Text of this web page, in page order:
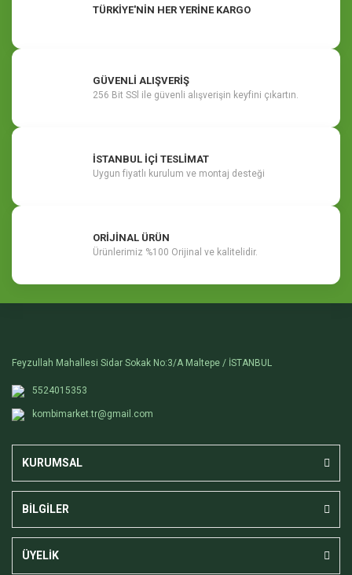
TÜRKİYE'NİN HER YERİNE KARGO
GÜVENLİ ALIŞVERİŞ
256 Bit SSl ile güvenli alışverişin keyfini çıkartın.
İSTANBUL İÇİ TESLİMAT
Uygun fiyatlı kurulum ve montaj desteği
ORİJİNAL ÜRÜN
Ürünlerimiz %100 Orijinal ve kalitelidir.
Feyzullah Mahallesi Sidar Sokak No:3/A Maltepe / İSTANBUL
5524015353
kombimarket.tr@gmail.com
KURUMSAL
BİLGİLER
ÜYELİK